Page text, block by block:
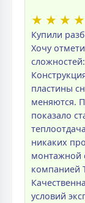
★ ★ ★ ★
Купили
Хочу
пластины
меняются.
показало
никаких
монтажной
компанией
условий